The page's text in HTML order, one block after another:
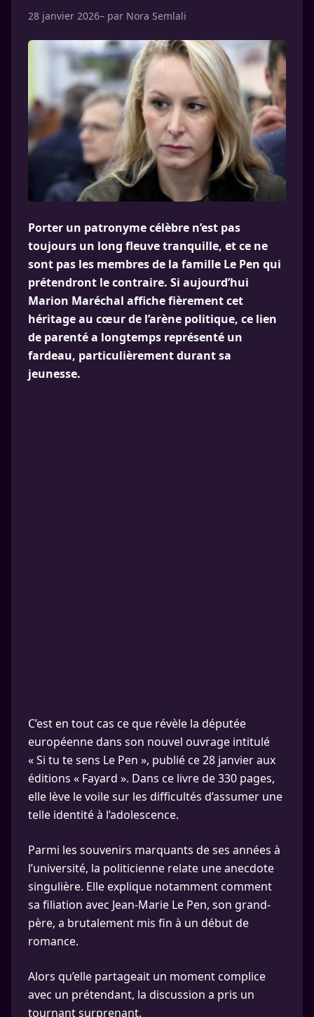
28 janvier 2026– par Nora Semlali
Porter un patronyme célèbre n’est pas
toujours un long fleuve tranquille, et ce ne
sont pas les membres de la famille Le Pen qui
prétendront le contraire. Si aujourd’hui
Marion Maréchal affiche fièrement cet
héritage au cœur de l’arène politique, ce lien
de parenté a longtemps représenté un
fardeau, particulièrement durant sa
jeunesse.
C’est en tout cas ce que révèle la députée
européenne dans son nouvel ouvrage intitulé
« Si tu te sens Le Pen », publié ce 28 janvier aux
éditions « Fayard ». Dans ce livre de 330 pages,
elle lève le voile sur les difficultés d’assumer une
telle identité à l’adolescence.
Parmi les souvenirs marquants de ses années à
l’université, la politicienne relate une anecdote
singulière. Elle explique notamment comment
sa filiation avec Jean-Marie Le Pen, son grand-
père, a brutalement mis fin à un début de
romance.
Alors qu’elle partageait un moment complice
avec un prétendant, la discussion a pris un
tournant surprenant.